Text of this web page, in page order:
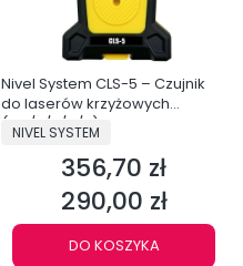
Nivel System CLS-5 – Czujnik
do laserów krzyżowych
(CL1/2/3/4/5)
PRODUCENT
NIVEL SYSTEM
Cena
356,70 zł
Cena
290,00 zł
DO KOSZYKA